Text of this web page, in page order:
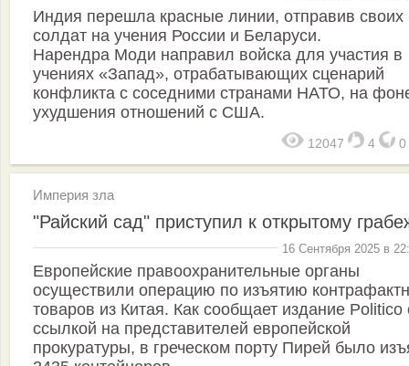
Индия перешла красные линии, отправив своих
солдат на учения России и Беларуси.
Нарендра Моди направил войска для участия в
учениях «Запад», отрабатывающих сценарий
конфликта с соседними странами НАТО, на
ухудшения отношений с США.
12047 4 0
Империя зла
"Райский сад" приступил к открытому
16 Сентября 2025 в
Европейские правоохранительные органы
осуществили операцию по изъятию
товаров из Китая. Как сообщает издание Politico
ссылкой на представителей европейской
прокуратуры, в греческом порту Пирей было